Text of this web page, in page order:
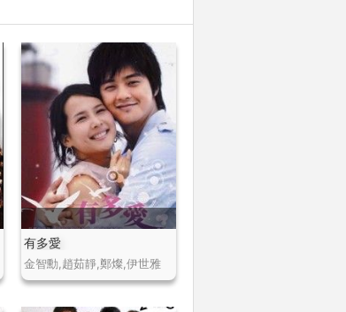
有多愛
金智勳,趙茹靜,鄭燦,伊世雅